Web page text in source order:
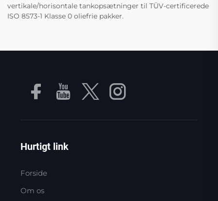
vertikale/horisontale tankopsætninger til TÜV-certificerede
ISO 8573-1 Klasse 0 oliefrie pakker.
Hurtigt link
Forside
Om os